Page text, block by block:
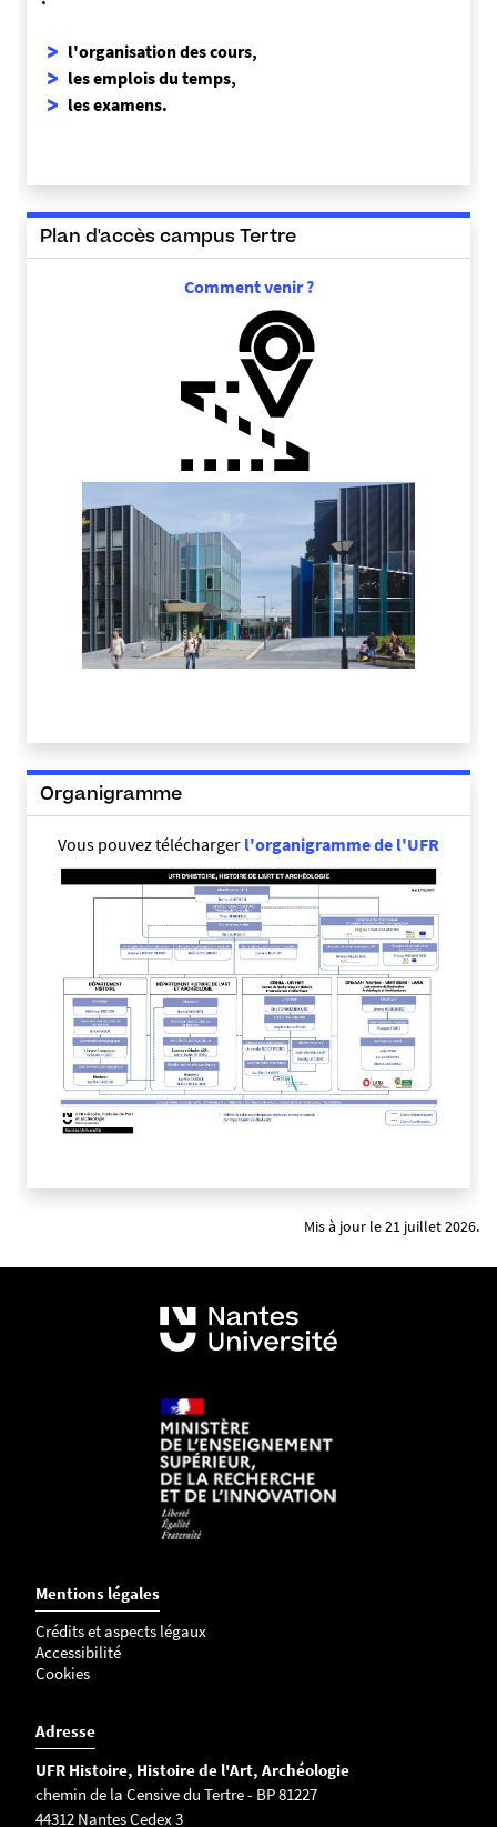
l'organisation des cours,
les emplois du temps,
les examens.
Plan d'accès campus Tertre
Comment venir ?
Organigramme
Vous pouvez télécharger l'organigramme de l'UFR
Mis à jour le 21 juillet 2026.
Mentions légales
Crédits et aspects légaux
Accessibilité
Cookies
Adresse
UFR Histoire, Histoire de l'Art, Archéologie
chemin de la Censive du Tertre - BP 81227
44312 Nantes Cedex 3